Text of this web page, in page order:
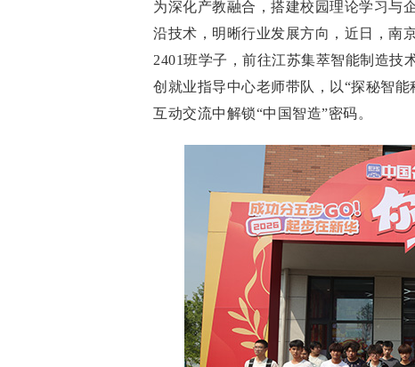
为深化产教融合，搭建校园理论学习与
沿技术，明晰行业发展方向，近日，南
2401班学子，前往江苏集萃智能制造技
创就业指导中心老师带队，以“探秘智
互动交流中解锁“中国智造”密码。